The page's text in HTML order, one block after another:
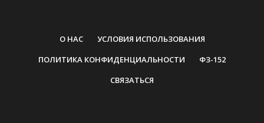
О НАС
УСЛОВИЯ ИСПОЛЬЗОВАНИЯ
ПОЛИТИКА КОНФИДЕНЦИАЛЬНОСТИ
ФЗ-152
СВЯЗАТЬСЯ